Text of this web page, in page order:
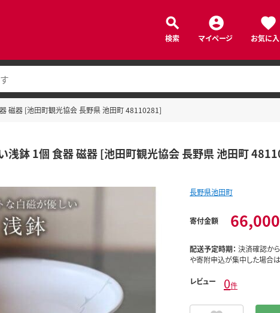
検索 マイページ お気に入
磁器 [池田町観光協会 長野県 池田町 48110281]
浅鉢 1個 食器 磁器 [池田町観光協会 長野県 池田町
長野県池田町
寄付金額 66,000
配送予定時期： 決済確認か
や寄附申込が集中した場合は
レビュー 0件